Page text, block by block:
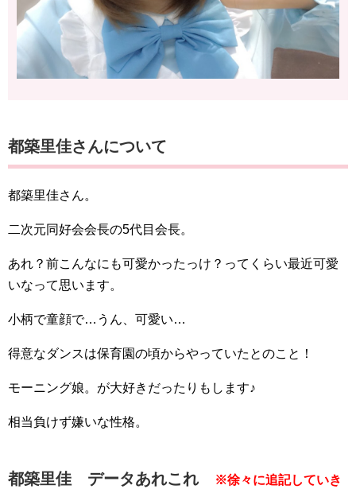
都築里佳さんについて
都築里佳さん。
二次元同好会会長の5代目会長。
あれ？前こんなにも可愛かったっけ？ってくらい最近可愛
いなって思います。
小柄で童顔で…うん、可愛い…
得意なダンスは保育園の頃からやっていたとのこと！
モーニング娘。が大好きだったりもします♪
相当負けず嫌いな性格。
都築里佳 データあれこれ
※徐々に追記していき